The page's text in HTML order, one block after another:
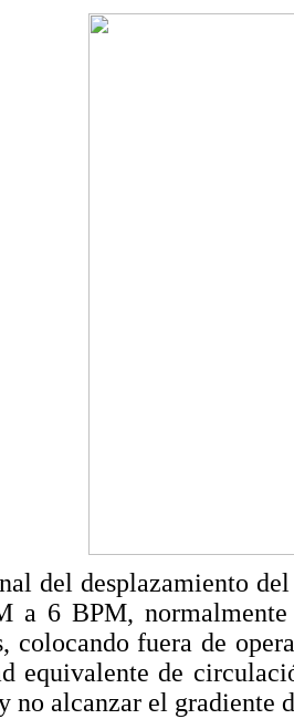
del desplazamiento del
a 6 BPM, normalmente
colocando fuera de
equivalente de
no alcanzar el gradiente